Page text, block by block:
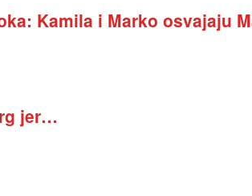
Kamila i Marko osvajaju
jer…